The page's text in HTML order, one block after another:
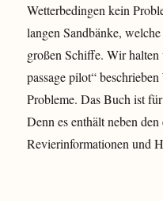
Wetterbedingen kein
langen Sandbänke,
großen Schiffe. Wir halten
passage pilot“
Probleme. Das Buch ist
Denn es enthält neben
Revierinformationen und